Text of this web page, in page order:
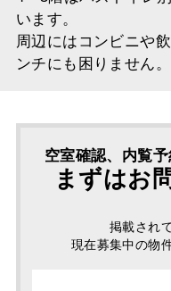
います。
周辺にはコンビニや
ンチにも困りません。
空室確認、内覧
まずはお
掲載され
現在募集中の物